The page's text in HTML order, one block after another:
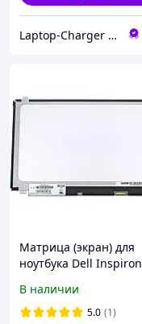
Laptop-Charger - интернет магазин комплектующих к ноутбукам
Матрица (экран) для
ноутбука Dell Inspiron
В наличии
5.0 (1)